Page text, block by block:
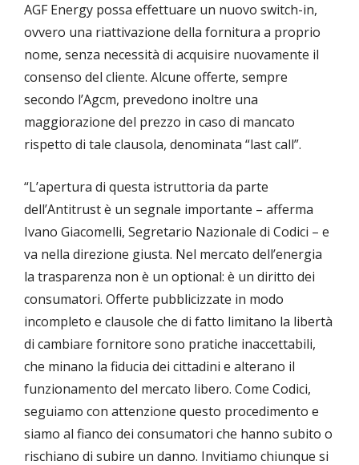
AGF Energy possa effettuare un nuovo switch-in,
ovvero una riattivazione della fornitura a proprio
nome, senza necessità di acquisire nuovamente il
consenso del cliente. Alcune offerte, sempre
secondo l’Agcm, prevedono inoltre una
maggiorazione del prezzo in caso di mancato
rispetto di tale clausola, denominata “last call”.
“L’apertura di questa istruttoria da parte
dell’Antitrust è un segnale importante – afferma
Ivano Giacomelli, Segretario Nazionale di Codici – e
va nella direzione giusta. Nel mercato dell’energia
la trasparenza non è un optional: è un diritto dei
consumatori. Offerte pubblicizzate in modo
incompleto e clausole che di fatto limitano la libertà
di cambiare fornitore sono pratiche inaccettabili,
che minano la fiducia dei cittadini e alterano il
funzionamento del mercato libero. Come Codici,
seguiamo con attenzione questo procedimento e
siamo al fianco dei consumatori che hanno subito o
rischiano di subire un danno. Invitiamo chiunque si